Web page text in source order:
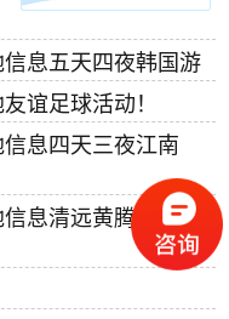
息五天四夜韩国游
谊足球活动！
息四天三夜江南
息清远黄腾峡漂流